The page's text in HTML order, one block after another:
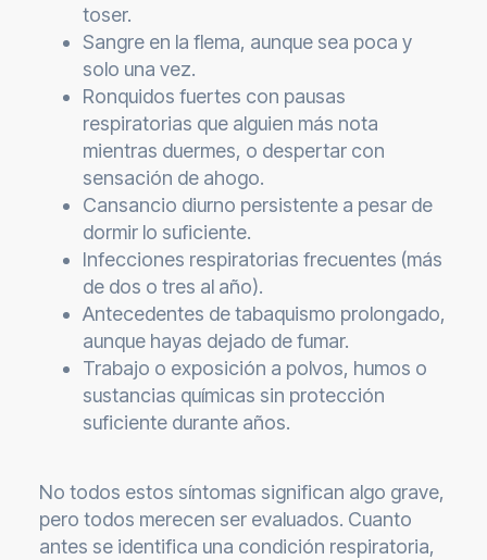
toser.
Sangre en la flema, aunque sea poca y
solo una vez.
Ronquidos fuertes con pausas
respiratorias que alguien más nota
mientras duermes, o despertar con
sensación de ahogo.
Cansancio diurno persistente a pesar de
dormir lo suficiente.
Infecciones respiratorias frecuentes (más
de dos o tres al año).
Antecedentes de tabaquismo prolongado,
aunque hayas dejado de fumar.
Trabajo o exposición a polvos, humos o
sustancias químicas sin protección
suficiente durante años.
No todos estos síntomas significan algo grave,
pero todos merecen ser evaluados. Cuanto
antes se identifica una condición respiratoria,